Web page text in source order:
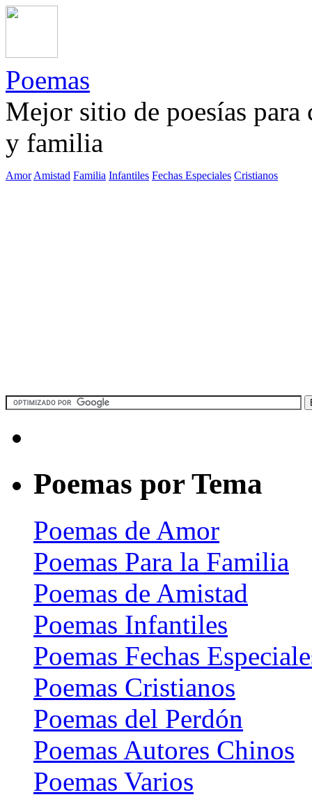
Poemas
Mejor sitio de poesías
y familia
Amor Amistad Familia Infantiles Fechas Especiales Cristianos
Poemas por Tema
Poemas de Amor
Poemas Para la Familia
Poemas de Amistad
Poemas Infantiles
Poemas Fechas
Poemas Cristianos
Poemas del Perdón
Poemas Autores Chinos
Poemas Varios